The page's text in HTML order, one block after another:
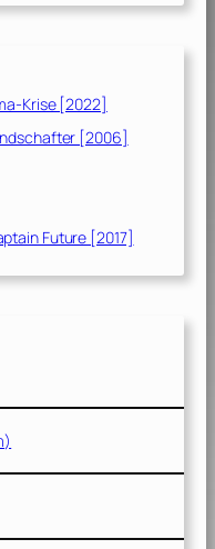
Krise [2022]
[2006]
Future [2017]